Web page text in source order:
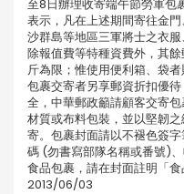
至8日辦理收寄端午節勞軍
表示，凡在上述期間寄往金
沙群島等地區三軍將士之衣
除報值費等特種資費外，其
斤為限；惟使用便利箱、袋
包裹交寄者另享郵資折扣優
全，中華郵政籲請顧客交寄
材質或布料包裝，並以堅韌
寄。包裹封面請以不褪色簽
碼 (勿書寫部隊名稱或番號)
食品包裹，請在封面註明「食
2013/06/03